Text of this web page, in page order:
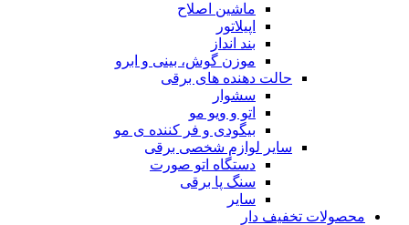
ماشین اصلاح
اپیلاتور
بند انداز
موزن گوش، بینی و ابرو
حالت دهنده های برقی
سشوار
اتو و ویو مو
بیگودی و فر کننده ی مو
سایر لوازم شخصی برقی
دستگاه اتو صورت
سنگ پا برقی
سایر
محصولات تخفیف دار